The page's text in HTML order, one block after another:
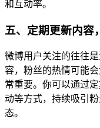
和互动率。
五、定期更新内容
微博用户关注的往往
容，粉丝的热情可能
常重要。你可以通过
动等方式，持续吸引
态。